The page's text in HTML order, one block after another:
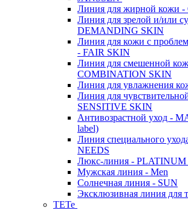
Линия для жирной кожи -
Линия для зрелой и/или
DEMANDING SKIN
Линия для кожи с
- FAIR SKIN
Линия для смешенной
COMBINATION SKIN
Линия для увлажнения
Линия для
SENSITIVE SKIN
Антивозрастной уход -
label)
Линия специального
NEEDS
Люкс-линия - PLATINUM
Мужская линия - Men
Солнечная линия - SUN
Эксклюзивная линия для
TETe